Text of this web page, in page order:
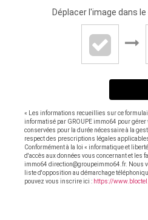
Déplacer l'image dans
« Les informations recueillies sur ce
informatisé par GROUPE immo64 pour
conservées pour la durée nécessaire à la
respect des prescriptions légales
Conformément à la loi « informatique et
d'accès aux données vous concernant et les
immo64 direction@groupeimmo64.fr. Nous
liste d'opposition au démarchage
pouvez vous inscrire ici : https://